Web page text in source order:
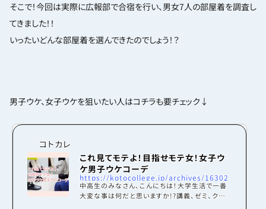
そこで！今回は実際に広報部で合宿を行い、男女7人の部屋着を調査し
てきました！！
いったいどんな部屋着を選んできたのでしょう！？
男子ウケ、女子ウケを狙いたい人はコチラも要チェック↓
コトカレ
これ見てモテよ！目指せモテ女！女子ウ
ケ男子ウケコーデ
https://kotocollege.jp/archives/16302
中高生のみなさん、こんにちは！大学生活で一番
大変な事は何だと思いますか!?講義、ゼミ、クラブ